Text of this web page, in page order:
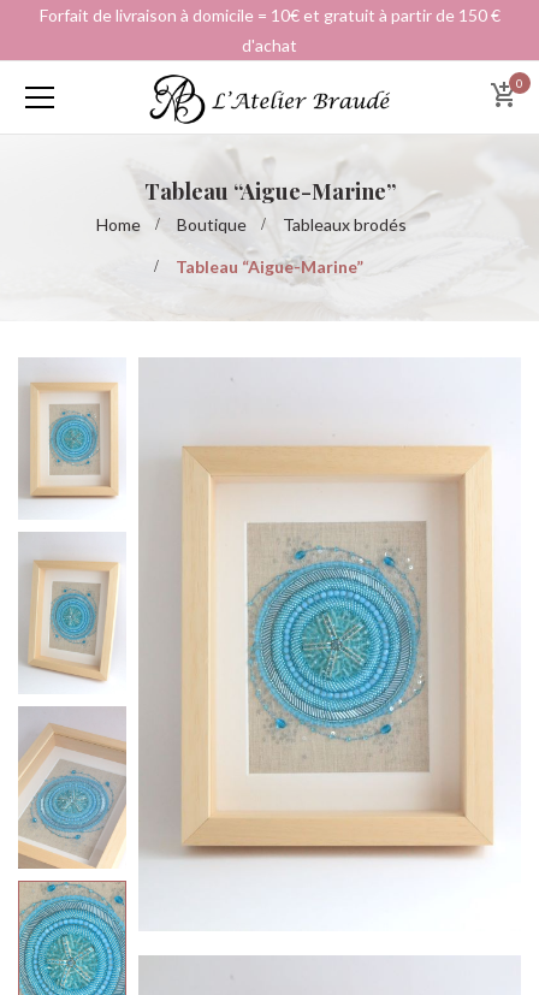
Forfait de livraison à domicile = 10€ et gratuit à partir de 150 €
d'achat
0
Tableau “Aigue-Marine”
Home Boutique Tableaux brodés
Tableau “Aigue-Marine”